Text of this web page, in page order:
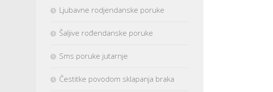
Ljubavne rodjendanske poruke
Šaljive rođendanske poruke
Sms poruke jutarnje
Čestitke povodom sklapanja braka